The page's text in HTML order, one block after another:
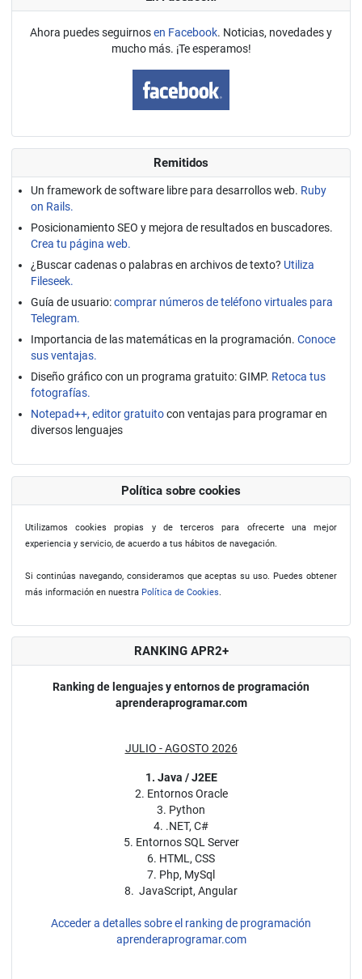
Ahora puedes seguirnosen Facebook. Noticias, novedades y
mucho más. ¡Te esperamos!
Remitidos
Un framework de software libre para desarrollos web. Ruby
on Rails.
Posicionamiento SEO y mejora de resultados en buscadores.
Crea tu página web.
¿Buscar cadenas o palabras en archivos de texto? Utiliza
Fileseek.
Guía de usuario:comprar números de teléfono virtuales para
Telegram.
Importancia de las matemáticas en la programación. Conoce
sus ventajas.
Diseño gráfico con un programa gratuito: GIMP. Retoca tus
fotografías.
Notepad++, editor gratuitocon ventajas para programar en
diversos lenguajes
Política sobre cookies
Utilizamos cookies propias y de terceros para ofrecerte una mejor
experiencia y servicio, de acuerdo a tus hábitos de navegación.
Si continúas navegando, consideramos que aceptas su uso. Puedes obtener
más información en nuestra Política de Cookies.
RANKING APR2+
Ranking de lenguajes y entornos de programación
aprenderaprogramar.com
JULIO - AGOSTO 2026
1. Java / J2EE
2. Entornos Oracle
3. Python
4. .NET, C#
5. Entornos SQL Server
6. HTML, CSS
7. Php, MySql
8. JavaScript, Angular
Acceder a detalles sobre el ranking de programación
aprenderaprogramar.com